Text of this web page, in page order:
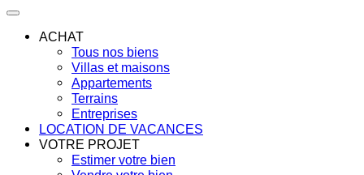
ACHAT
Tous nos biens
Villas et maisons
Appartements
Terrains
Entreprises
LOCATION DE VACANCES
VOTRE PROJET
Estimer votre bien